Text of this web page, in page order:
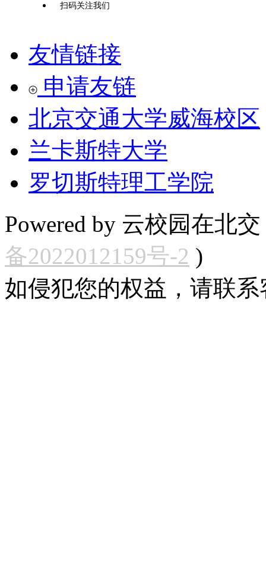
扫码关注我们
友情链接
申请友链
北京交通大学威海校区
兰卡斯特大学
罗切斯特理工学院
Powered by 云校园在北
备2022012159号-2 )
如侵犯您的权益，请联